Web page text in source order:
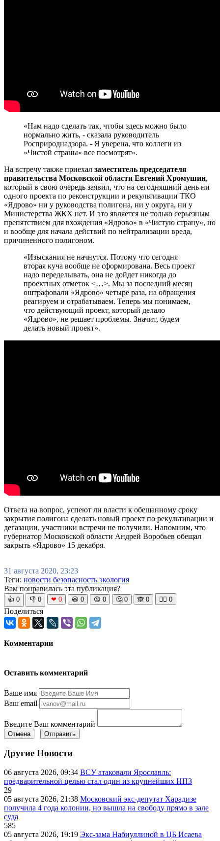
«Нам надо сделать так, чтобы здесь можно было
нормально жить, - сказала руководитель
Росприроднадзора. - Я уверена, что коллеги из
«Чистой страны» все посмотрят».
На встречу также приехал заместитель председателя
правительства Московской области Евгений Хромушин,
который в свою очередь заявил, что на сегодняшний день ни
одного проекта по реконструкции и рекультивации ТКО
«Ядрово» ни у руководства полигона, ни у округа, ни у
Министерства ЖКХ нет. И это является не только серьезным
препятствием для вхождения «Ядрово» в «Чистую страну», но
и вообще для начала действий по нейтрализации вреда,
причиненного полигоном.
«Изыскания не начнутся. Потому что сегодня
вторая куча вообще не сформирована. Весь проект
надо переделывать, она не дойдет никогда до
проектных отметок <…>. Мы за последний месяц
оштрафовали «Ядрово» четыре раза, на обращения
реагируем и отрабатываем. Теперь мы понимаем,
что действующий проект, который делало
«Ядрово», не решает проблемы. Значит, будем
делать новый проект».
Ответа на вопрос, успеют ли власти к обещанному сроку
закрытия полигона сделать новый проект по рекультивации и
дегазации, участники встречи не получили. Напомним, что
губернатор Московской области Андрей Воробьев обещал
закрыть «Ядрово» 15 декабря.
31 августа 2020, 23:23
Теги: новости безопасность экология
Вам понравилась эта публикация?
👍 0 👎 0 ❤ 0 😆 0 😡 0 🤔 0 🙈 0 🧘‍♀️ 0
Поделиться
Комментарии
Оставить комментарий
Ваше имя
Ваш email
Введите Ваш комментарий
Отмена Отправить
Другие Новости
06 августа 2026, 09:34 ВСУ атаковали Ярославль:
предварительной целью стал один из крупнейших НПЗ
29
05 августа 2026, 21:38 Московский экс-депутат Харадизе
получила 4 года колонии, но вышла на свободу прямо в зале
суда
585
05 августа 2026, 19:19 Экс-зама Набиуллиной в ЦБ Исаева